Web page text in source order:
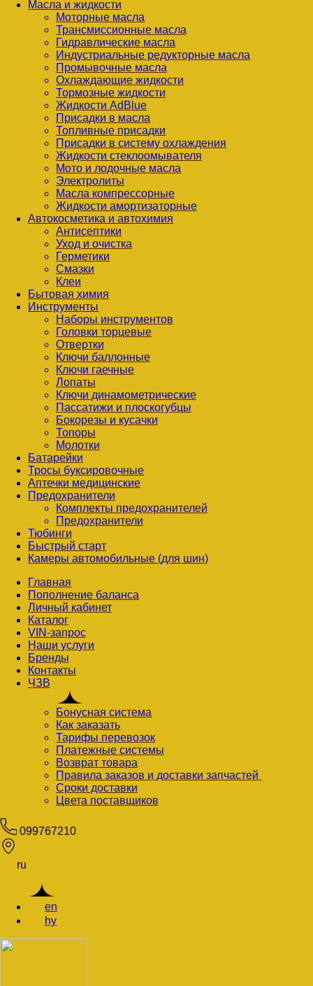
Масла и жидкости
Моторные масла
Трансмиссионные масла
Гидравлические масла
Индустриальные редукторные масла
Промывочные масла
Охлаждающие жидкости
Тормозные жидкости
Жидкости AdBlue
Присадки в масла
Топливные присадки
Присадки в систему охлаждения
Жидкости стеклоомывателя
Мото и лодочные масла
Электролиты
Масла компрессорные
Жидкости амортизаторные
Автокосметика и автохимия
Антисептики
Уход и очистка
Герметики
Смазки
Клеи
Бытовая химия
Инструменты
Наборы инструментов
Головки торцевые
Отвертки
Ключи баллонные
Ключи гаечные
Лопаты
Ключи динамометрические
Пассатижи и плоскогубцы
Бокорезы и кусачки
Топоры
Молотки
Батарейки
Тросы буксировочные
Аптечки медицинские
Предохранители
Комплекты предохранителей
Предохранители
Тюбинги
Быстрый старт
Камеры автомобильные (для шин)
Главная
Пополнение баланса
Личный кабинет
Каталог
VIN-запрос
Наши услуги
Бренды
Контакты
ЧЗВ
Бонусная система
Как заказать
Тарифы перевозок
Платежные системы
Возврат товара
Правила заказов и доставки запчастей
Сроки доставки
Цвета поставщиков
099767210
ru
en
hy